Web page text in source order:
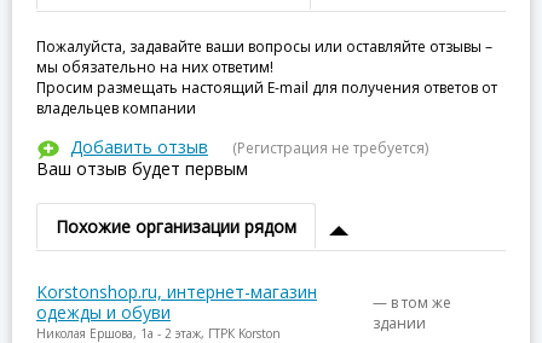
Пожалуйста, задавайте ваши вопросы или оставляйте отзывы –
мы обязательно на них ответим!
Просим размещать настоящий E-mail для получения ответов от
владельцев компании
Добавить отзыв (Регистрация не требуется)
Ваш отзыв будет первым
Похожие организации рядом
Korstonshop.ru, интернет-магазин
одежды и обуви
Николая Ершова, 1а - 2 этаж, ГТРК Korston
— в том же
здании